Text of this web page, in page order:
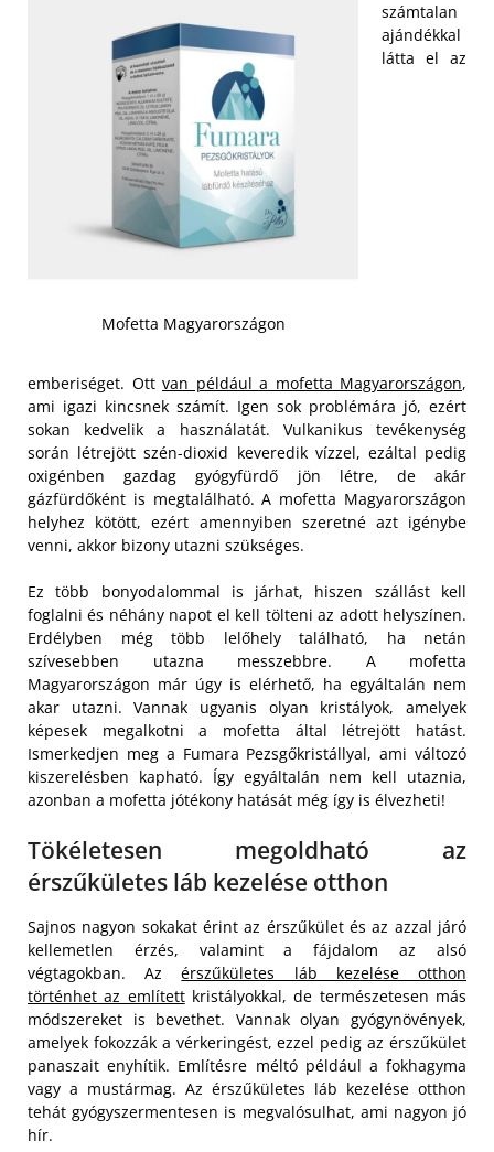
Mofetta Magyarországon
számtalan
ajándékkal
látta el az
emberiséget. Ott van például a mofetta Magyarországon,
ami igazi kincsnek számít. Igen sok problémára jó, ezért
sokan kedvelik a használatát. Vulkanikus tevékenység
során létrejött szén-dioxid keveredik vízzel, ezáltal pedig
oxigénben gazdag gyógyfürdő jön létre, de akár
gázfürdőként is megtalálható. A mofetta Magyarországon
helyhez kötött, ezért amennyiben szeretné azt igénybe
venni, akkor bizony utazni szükséges.
Ez több bonyodalommal is járhat, hiszen szállást kell
foglalni és néhány napot el kell tölteni az adott helyszínen.
Erdélyben még több lelőhely található, ha netán
szívesebben utazna messzebbre. A mofetta
Magyarországon már úgy is elérhető, ha egyáltalán nem
akar utazni. Vannak ugyanis olyan kristályok, amelyek
képesek megalkotni a mofetta által létrejött hatást.
Ismerkedjen meg a Fumara Pezsgőkristállyal, ami változó
kiszerelésben kapható. Így egyáltalán nem kell utaznia,
azonban a mofetta jótékony hatását még így is élvezheti!
Tökéletesen megoldható az
érszűkületes láb kezelése otthon
Sajnos nagyon sokakat érint az érszűkület és az azzal járó
kellemetlen érzés, valamint a fájdalom az alsó
végtagokban. Azérszűkületes láb kezelése otthon
történhet az említettkristályokkal, de természetesen más
módszereket is bevethet. Vannak olyan gyógynövények,
amelyek fokozzák a vérkeringést, ezzel pedig az érszűkület
panaszait enyhítik. Említésre méltó például a fokhagyma
vagy a mustármag. Az érszűkületes láb kezelése otthon
tehát gyógyszermentesen is megvalósulhat, ami nagyon jó
hír.